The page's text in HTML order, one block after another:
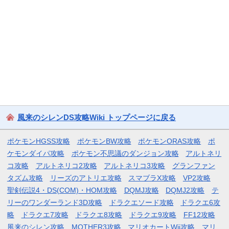
風来のシレンDS攻略Wiki トップページに戻る
ポケモンHGSS攻略 ポケモンBW攻略 ポケモンORAS攻略
ポ
ケモンダイパ攻略
ポケモン不思議のダンジョン攻略
アルトネリ
コ攻略
アルトネリコ2攻略 アルトネリコ3攻略
グランファン
タズム攻略
リーズのアトリエ攻略 スマブラX攻略
VP2攻略
聖剣伝説4・DS(COM)・HOM攻略
DQMJ攻略 DQMJ2攻略
テ
リーのワンダーランド3D攻略
ドラクエソード攻略
ドラクエ6攻
略
ドラクエ7攻略 ドラクエ8攻略 ドラクエ9攻略
FF12攻略
風来のシレン攻略
MOTHER3攻略 マリオカートWii攻略 マリ